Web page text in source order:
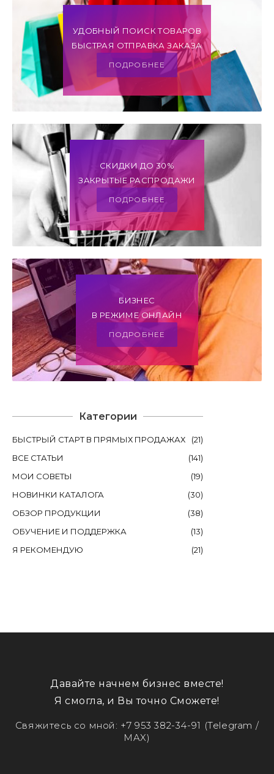
Категории
БЫСТРЫЙ СТАРТ В ПРЯМЫХ ПРОДАЖАХ (21)
ВСЕ СТАТЬИ
(141)
МОИ СОВЕТЫ
(19)
НОВИНКИ КАТАЛОГА
(30)
ОБЗОР ПРОДУКЦИИ
(38)
ОБУЧЕНИЕ И ПОДДЕРЖКА
(13)
Я РЕКОМЕНДУЮ
(21)
УДОБНЫЙ ПОИСК ТОВАРОВ
БЫСТРАЯ ОТПРАВКА ЗАКАЗА
ПОДРОБНЕЕ
СКИДКИ ДО 30%
ЗАКРЫТЫЕ РАСПРОДАЖИ
ПОДРОБНЕЕ
БИЗНЕС
В РЕЖИМЕ ОНЛАЙН
ПОДРОБНЕЕ
Давайте начнем бизнес вместе!
Я смогла, и Вы точно Сможете!
Свяжитесь со мной: +7 953 382-34-91 (Telegram /
MAX)